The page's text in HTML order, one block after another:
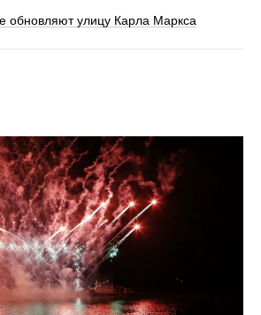
обновляют улицу Карла Маркса